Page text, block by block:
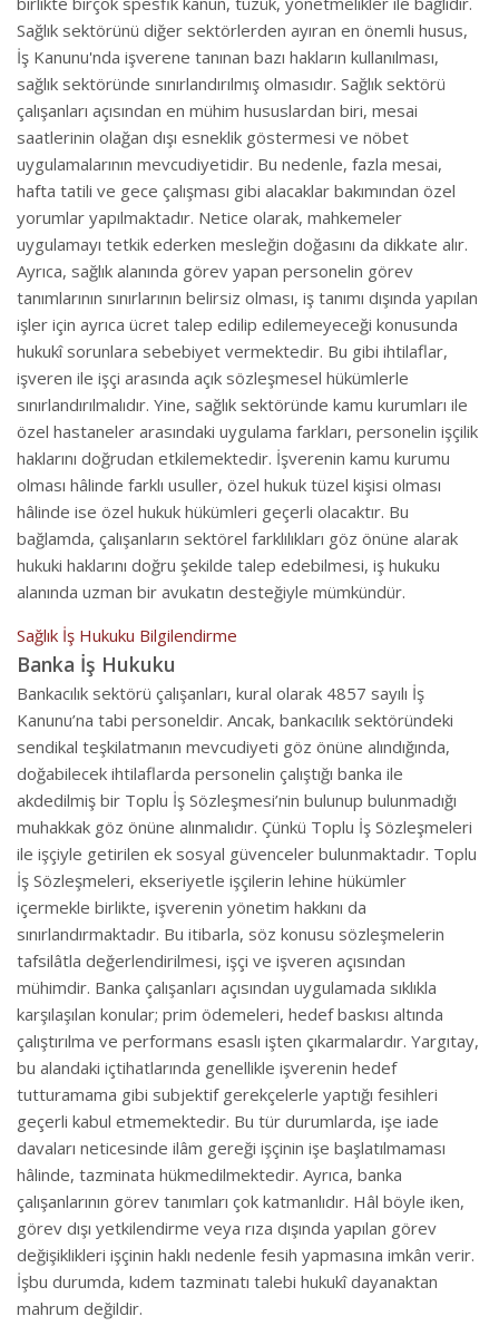
Sağlık sektörünü diğer sektörlerden ayıran en önemli husus,
İş Kanunu'nda işverene tanınan bazı hakların kullanılması,
sağlık sektöründe sınırlandırılmış olmasıdır. Sağlık sektörü
çalışanları açısından en mühim hususlardan biri, mesai
saatlerinin olağan dışı esneklik göstermesi ve nöbet
uygulamalarının mevcudiyetidir. Bu nedenle, fazla mesai,
hafta tatili ve gece çalışması gibi alacaklar bakımından özel
yorumlar yapılmaktadır. Netice olarak, mahkemeler
uygulamayı tetkik ederken mesleğin doğasını da dikkate alır.
Ayrıca, sağlık alanında görev yapan personelin görev
tanımlarının sınırlarının belirsiz olması, iş tanımı dışında yapılan
işler için ayrıca ücret talep edilip edilemeyeceği konusunda
hukukî sorunlara sebebiyet vermektedir. Bu gibi ihtilaflar,
işveren ile işçi arasında açık sözleşmesel hükümlerle
sınırlandırılmalıdır. Yine, sağlık sektöründe kamu kurumları ile
özel hastaneler arasındaki uygulama farkları, personelin işçilik
haklarını doğrudan etkilemektedir. İşverenin kamu kurumu
olması hâlinde farklı usuller, özel hukuk tüzel kişisi olması
hâlinde ise özel hukuk hükümleri geçerli olacaktır. Bu
bağlamda, çalışanların sektörel farklılıkları göz önüne alarak
hukuki haklarını doğru şekilde talep edebilmesi, iş hukuku
alanında uzman bir avukatın desteğiyle mümkündür.
Sağlık İş Hukuku Bilgilendirme
Banka İş Hukuku
Bankacılık sektörü çalışanları, kural olarak 4857 sayılı İş
Kanunu’na tabi personeldir. Ancak, bankacılık sektöründeki
sendikal teşkilatmanın mevcudiyeti göz önüne alındığında,
doğabilecek ihtilaflarda personelin çalıştığı banka ile
akdedilmiş bir Toplu İş Sözleşmesi’nin bulunup bulunmadığı
muhakkak göz önüne alınmalıdır. Çünkü Toplu İş Sözleşmeleri
ile işçiyle getirilen ek sosyal güvenceler bulunmaktadır. Toplu
İş Sözleşmeleri, ekseriyetle işçilerin lehine hükümler
içermekle birlikte, işverenin yönetim hakkını da
sınırlandırmaktadır. Bu itibarla, söz konusu sözleşmelerin
tafsilâtla değerlendirilmesi, işçi ve işveren açısından
mühimdir. Banka çalışanları açısından uygulamada sıklıkla
karşılaşılan konular; prim ödemeleri, hedef baskısı altında
çalıştırılma ve performans esaslı işten çıkarmalardır. Yargıtay,
bu alandaki içtihatlarında genellikle işverenin hedef
tutturamama gibi subjektif gerekçelerle yaptığı fesihleri
geçerli kabul etmemektedir. Bu tür durumlarda, işe iade
davaları neticesinde ilâm gereği işçinin işe başlatılmaması
hâlinde, tazminata hükmedilmektedir. Ayrıca, banka
çalışanlarının görev tanımları çok katmanlıdır. Hâl böyle iken,
görev dışı yetkilendirme veya rıza dışında yapılan görev
değişiklikleri işçinin haklı nedenle fesih yapmasına imkân verir.
İşbu durumda, kıdem tazminatı talebi hukukî dayanaktan
mahrum değildir.